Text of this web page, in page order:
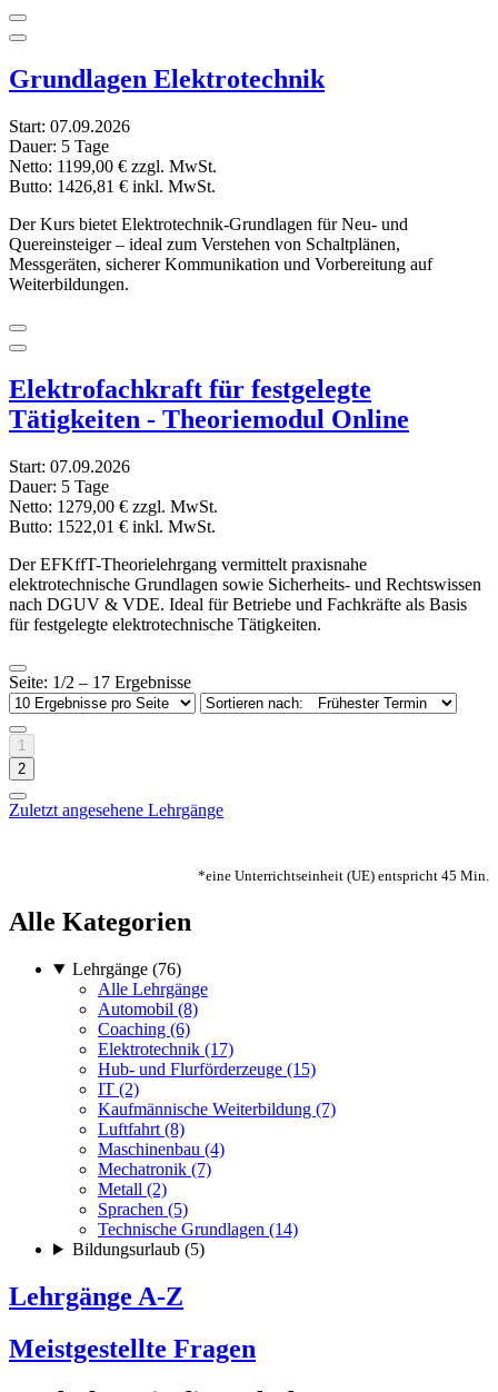
Grundlagen Elektrotechnik
Start: 07.09.2026
Dauer: 5 Tage
Netto: 1199,00 € zzgl. MwSt.
Butto: 1426,81 € inkl. MwSt.
Der Kurs bietet Elektrotechnik-Grundlagen für Neu- und
Quereinsteiger – ideal zum Verstehen von Schaltplänen,
Messgeräten, sicherer Kommunikation und Vorbereitung auf
Weiterbildungen.
Elektrofachkraft für festgelegte
Tätigkeiten - Theoriemodul Online
Start: 07.09.2026
Dauer: 5 Tage
Netto: 1279,00 € zzgl. MwSt.
Butto: 1522,01 € inkl. MwSt.
Der EFKffT-Theorielehrgang vermittelt praxisnahe
elektrotechnische Grundlagen sowie Sicherheits- und Rechtswissen
nach DGUV & VDE. Ideal für Betriebe und Fachkräfte als Basis
für festgelegte elektrotechnische Tätigkeiten.
Seite: 1/2 – 17 Ergebnisse
1
2
Zuletzt angesehene Lehrgänge
*eine Unterrichtseinheit (UE) entspricht 45 Min.
Alle Kategorien
Lehrgänge (76)
Alle Lehrgänge
Automobil (8)
Coaching (6)
Elektrotechnik (17)
Hub- und Flurförderzeuge (15)
IT (2)
Kaufmännische Weiterbildung (7)
Luftfahrt (8)
Maschinenbau (4)
Mechatronik (7)
Metall (2)
Sprachen (5)
Technische Grundlagen (14)
Bildungsurlaub (5)
Lehrgänge A-Z
Meistgestellte Fragen